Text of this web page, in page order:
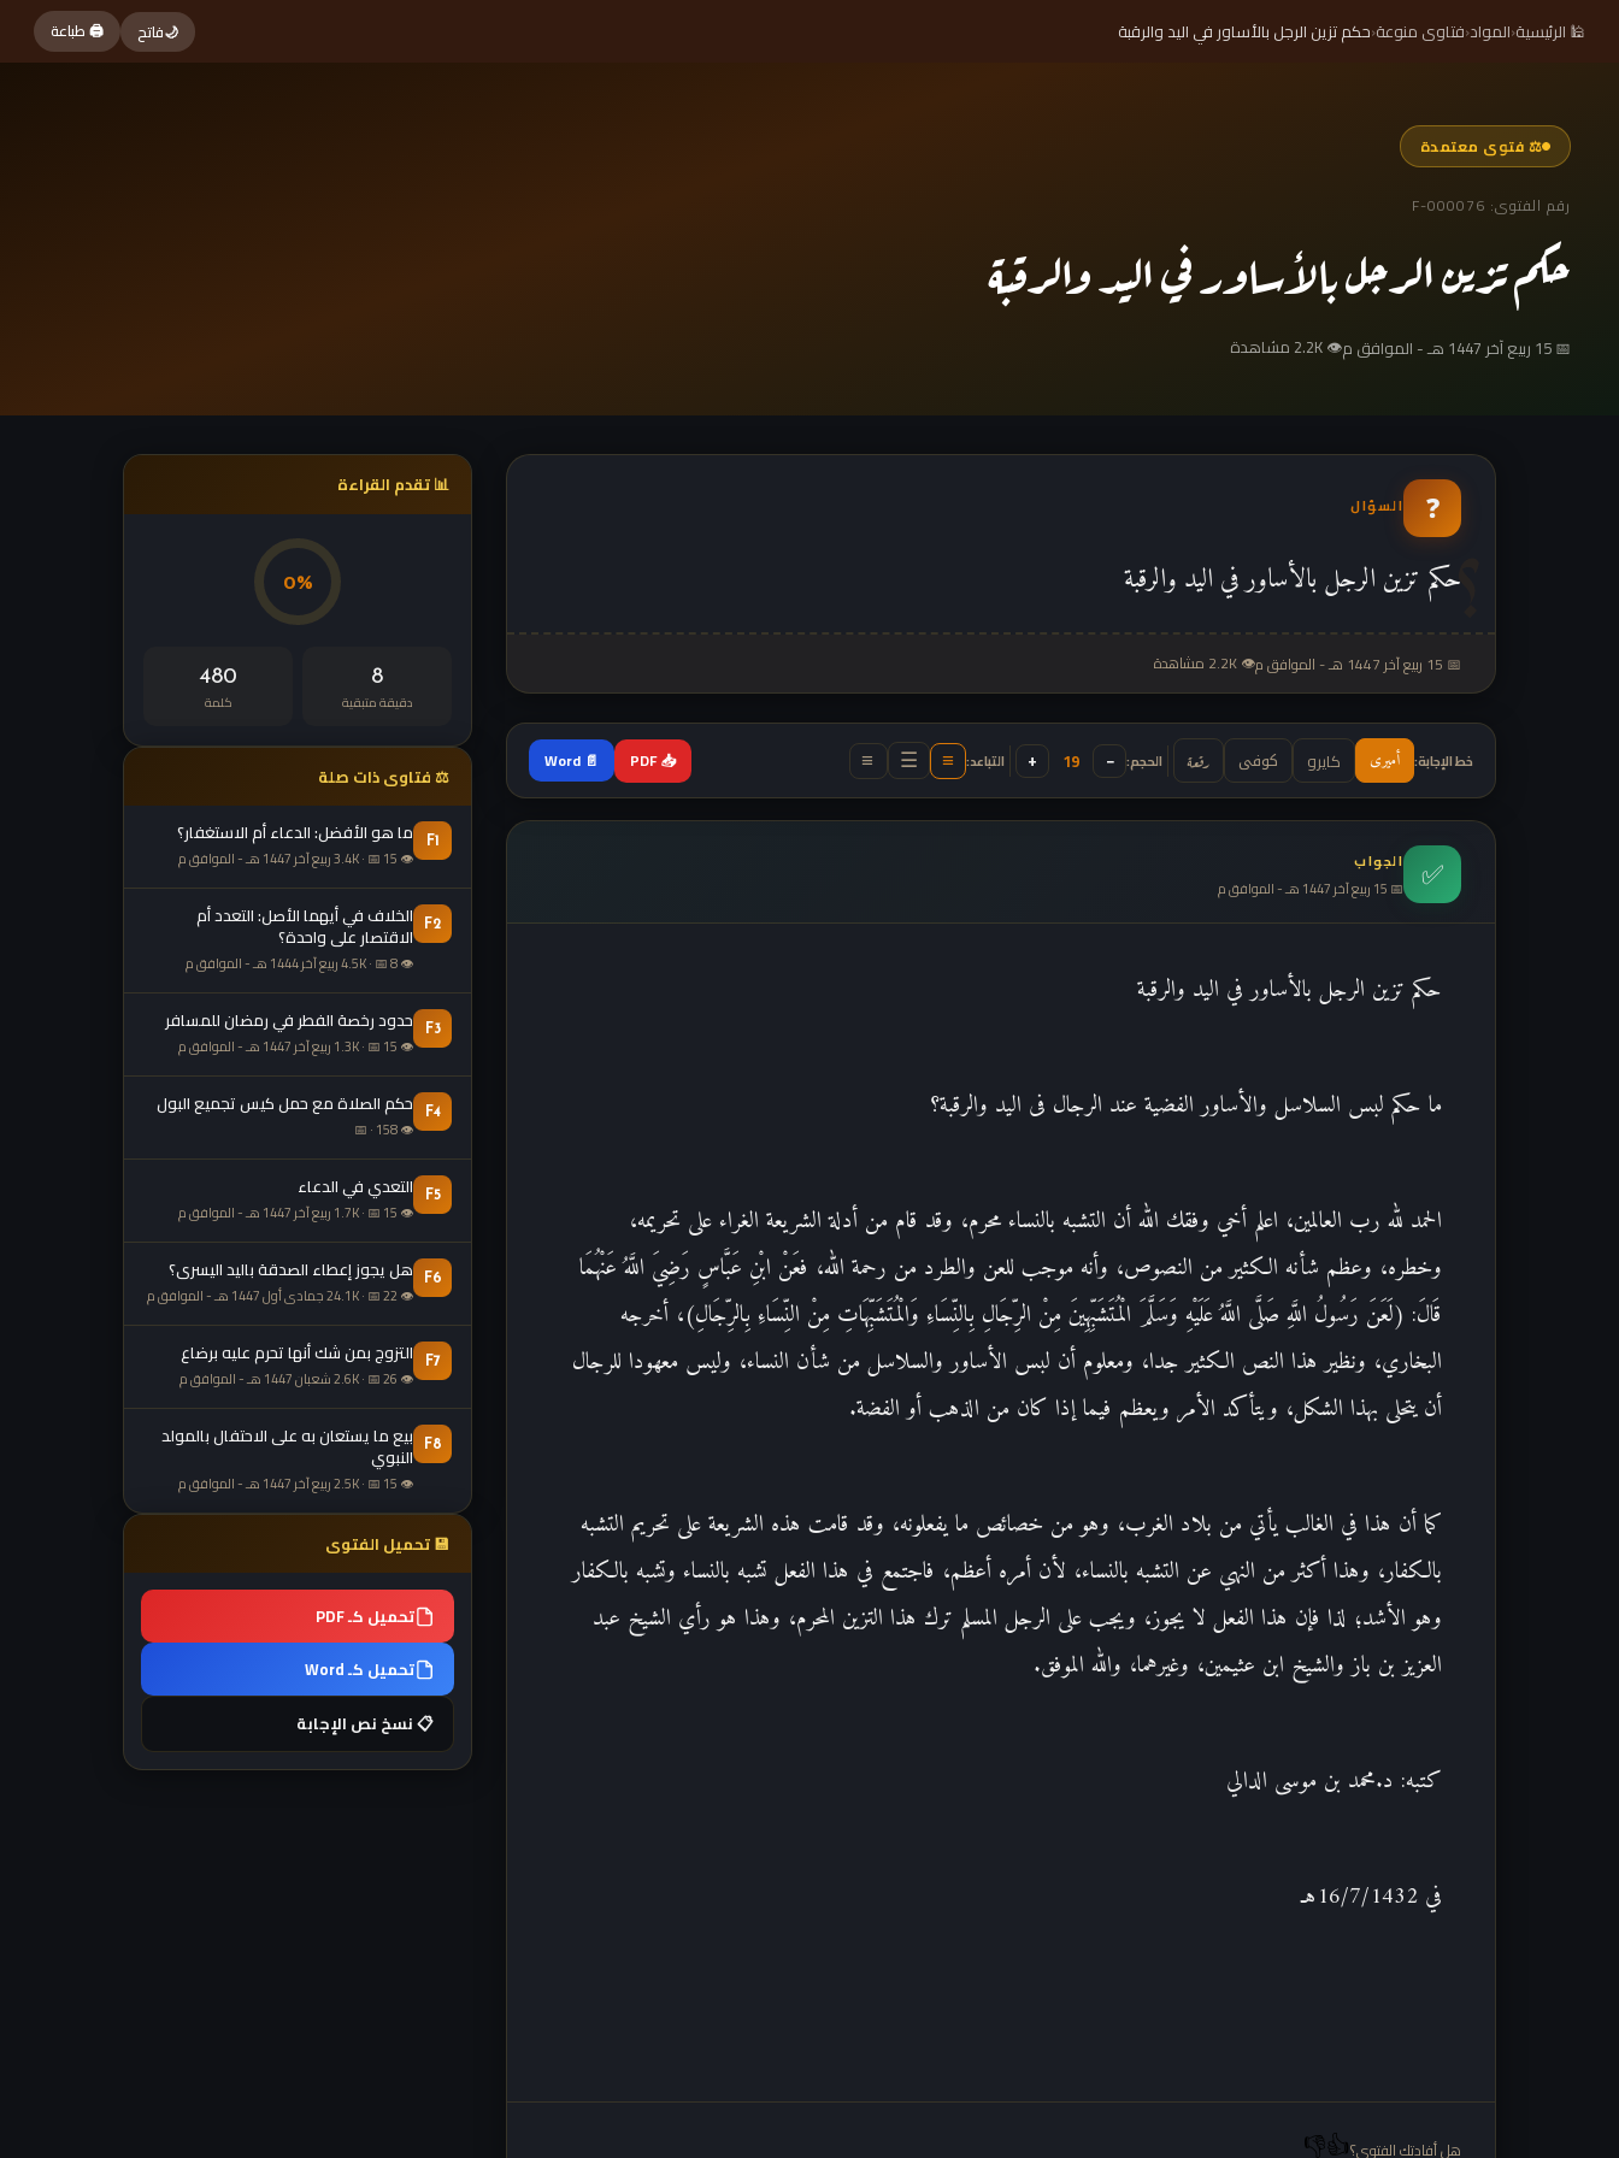
🕌 الرئيسية‹المواد‹فتاوى منوعة‹حكم تزين الرجل بالأساور في اليد والرقبة 🌙فاتح 🖨 طباعة
⚖ فتوى معتمدة
رقم الفتوى: F-000076
حكم تزين الرجل بالأساور في اليد والرقبة
📅 15 ربيع آخر 1447 هـ - الموافق م 👁 2.2K مشاهدة
❓ السؤال
حكم تزين الرجل بالأساور في اليد والرقبة
📅 15 ربيع آخر 1447 هـ - الموافق م 👁 2.2K مشاهدة
خط الإجابة: أميرى كايرو كوفى رقعة الحجم: −
19
+ التباعد: ≡
☰
≡
📥 PDF
📄 Word
✅
الجواب
📅 15 ربيع آخر 1447 هـ - الموافق م
حكم تزين الرجل بالأساور في اليد والرقبة
ما حكم لبس السلاسل والأساور الفضية عند الرجال فى اليد والرقبة؟
الحمد لله رب العالمين، اعلم أخي وفقك الله أن التشبه بالنساء محرم، وقد قام من أدلة الشريعة الغراء على تحريمه،
وخطره، وعظم شأنه الكثير من النصوص، وأنه موجب للعن والطرد من رحمة الله، فعَنْ ابْنِ عَبَّاسٍ رَضِيَ اللَّهُ عَنْهُمَا
قَالَ: (لَعَنَ رَسُولُ اللَّهِ صَلَّى اللَّهُ عَلَيْهِ وَسَلَّمَ الْمُتَشَبِّهِينَ مِنْ الرِّجَالِ بِالنِّسَاءِ وَالْمُتَشَبِّهَاتِ مِنْ النِّسَاءِ بِالرِّجَالِ)، أخرجه
البخاري، ونظير هذا النص الكثير جدا، ومعلوم أن لبس الأساور والسلاسل من شأن النساء، وليس معهودا للرجال
أن يتحلى بهذا الشكل، ويتأكد الأمر ويعظم فيما إذا كان من الذهب أو الفضة.
كما أن هذا في الغالب يأتي من بلاد الغرب، وهو من خصائص ما يفعلونه، وقد قامت هذه الشريعة على تحريم التشبه
بالكفار، وهذا أكثر من النهي عن التشبه بالنساء، لأن أمره أعظم، فاجتمع في هذا الفعل تشبه بالنساء وتشبه بالكفار
وهو الأشد؛ لذا فإن هذا الفعل لا يجوز، ويجب على الرجل المسلم ترك هذا التزين المحرم، وهذا هو رأي الشيخ عبد
العزيز بن باز والشيخ ابن عثيمين، وغيرهما، والله الموفق.
كتبه: د.محمد بن موسى الدالي
في 16/7/1432هـ
هل أفادتك الفتوى؟👍
👎
📊 تقدم القراءة
0%
8
دقيقة متبقية
480
كلمة
⚖ فتاوى ذات صلة
F1 ما هو الأفضل: الدعاء أم الاستغفار؟
👁 3.4K · 📅 15 ربيع آخر 1447 هـ - الموافق م
F2 الخلاف في أيهما الأصل: التعدد أم
الاقتصار على واحدة؟
👁 4.5K · 📅 8 ربيع آخر 1444 هـ - الموافق م
F3 حدود رخصة الفطر في رمضان للمسافر
👁 1.3K · 📅 15 ربيع آخر 1447 هـ - الموافق م
F4 حكم الصلاة مع حمل كيس تجميع البول
👁 158 · 📅
F5 التعدي في الدعاء
👁 1.7K · 📅 15 ربيع آخر 1447 هـ - الموافق م
F6 هل يجوز إعطاء الصدقة باليد اليسرى؟
👁 24.1K · 📅 22 جمادى أول 1447 هـ - الموافق م
F7 التزوج بمن شك أنها تحرم عليه برضاع
👁 2.6K · 📅 26 شعبان 1447 هـ - الموافق م
F8 بيع ما يستعان به على الاحتفال بالمولد
النبوي
👁 2.5K · 📅 15 ربيع آخر 1447 هـ - الموافق م
💾 تحميل الفتوى
تحميل كـ PDF
تحميل كـ Word
📋 نسخ نص الإجابة